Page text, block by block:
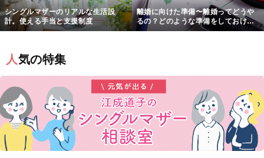
シングルマザーのリアルな生活設
計。使える手当と支援制度
離婚に向けた準備〜離婚ってどうや
るの？どのような準備をしておけば
いいの？〜
人気の特集